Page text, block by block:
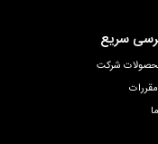
سریع
شرکت